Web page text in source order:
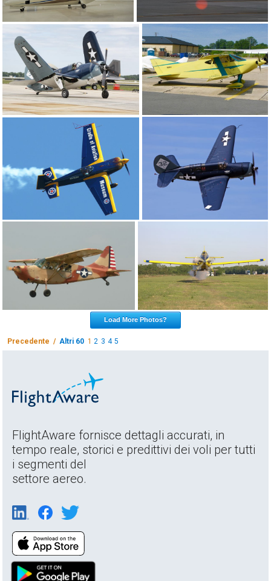
Load More Photos?
Precedente /Altri 60 12 3 4 5
FlightAware fornisce dettagli accurati, in
tempo reale, storici e predittivi dei voli per tutti
i segmenti del
settore aereo.